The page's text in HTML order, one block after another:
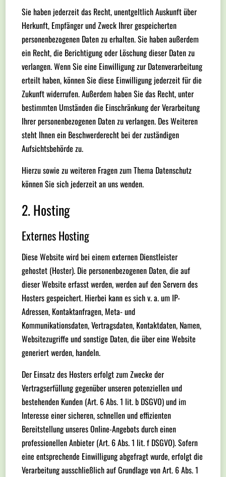
Sie haben jederzeit das Recht, unentgeltlich Auskunft über
Herkunft, Empfänger und Zweck Ihrer gespeicherten
personenbezogenen Daten zu erhalten. Sie haben außerdem
ein Recht, die Berichtigung oder Löschung dieser Daten zu
verlangen. Wenn Sie eine Einwilligung zur Datenverarbeitung
erteilt haben, können Sie diese Einwilligung jederzeit für die
Zukunft widerrufen. Außerdem haben Sie das Recht, unter
bestimmten Umständen die Einschränkung der Verarbeitung
Ihrer personenbezogenen Daten zu verlangen. Des Weiteren
steht Ihnen ein Beschwerderecht bei der zuständigen
Aufsichtsbehörde zu.
Hierzu sowie zu weiteren Fragen zum Thema Datenschutz
können Sie sich jederzeit an uns wenden.
2. Hosting
Externes Hosting
Diese Website wird bei einem externen Dienstleister
gehostet (Hoster). Die personenbezogenen Daten, die auf
dieser Website erfasst werden, werden auf den Servern des
Hosters gespeichert. Hierbei kann es sich v. a. um IP-
Adressen, Kontaktanfragen, Meta- und
Kommunikationsdaten, Vertragsdaten, Kontaktdaten, Namen,
Websitezugriffe und sonstige Daten, die über eine Website
generiert werden, handeln.
Der Einsatz des Hosters erfolgt zum Zwecke der
Vertragserfüllung gegenüber unseren potenziellen und
bestehenden Kunden (Art. 6 Abs. 1 lit. b DSGVO) und im
Interesse einer sicheren, schnellen und effizienten
Bereitstellung unseres Online-Angebots durch einen
professionellen Anbieter (Art. 6 Abs. 1 lit. f DSGVO). Sofern
eine entsprechende Einwilligung abgefragt wurde, erfolgt die
Verarbeitung ausschließlich auf Grundlage von Art. 6 Abs. 1